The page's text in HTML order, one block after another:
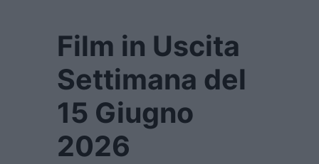
Film in Uscita
Settimana del
15 Giugno
2026